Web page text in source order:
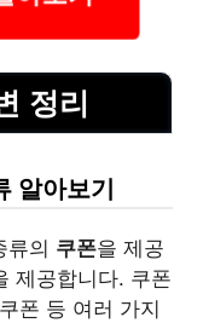
정리
알아보기
류의 쿠폰을 제공
제공합니다. 쿠폰
폰 등 여러 가지